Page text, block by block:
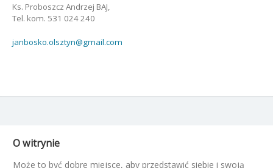
Ks. Proboszcz Andrzej BAJ,
Tel. kom. 531 024 240
janbosko.olsztyn@gmail.com
O witrynie
Może to być dobre miejsce, aby przedstawić siebie i swoją